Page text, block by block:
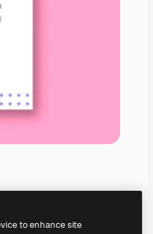
to enhance site